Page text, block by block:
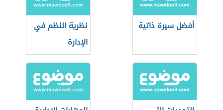
أفضل سيرة ذاتية
نظرية النظم في
الإدارة